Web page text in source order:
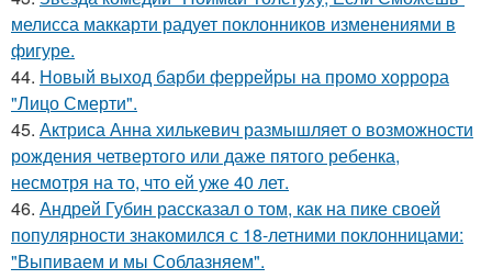
мелисса маккарти радует поклонников изменениями в
фигуре.
44. Новый выход барби феррейры на промо хоррора
"Лицо Смерти".
45. Актриса Анна хилькевич размышляет о возможности
рождения четвертого или даже пятого ребенка,
несмотря на то, что ей уже 40 лет.
46. Андрей Губин рассказал о том, как на пике своей
популярности знакомился с 18-летними поклонницами:
"Выпиваем и мы Соблазняем".